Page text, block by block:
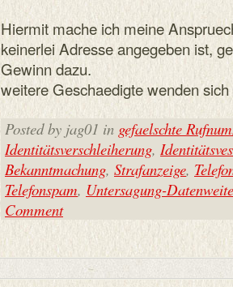
Hiermit mache ich meine
keinerlei Adresse angegeben ist,
Gewinn dazu.
weitere Geschaedigte wenden
Posted by jag01 in gefaelschte
Identitätsverschleiherung,
Bekanntmachung, Strafanzeige,
Telefonspam, Untersagung-
Comment